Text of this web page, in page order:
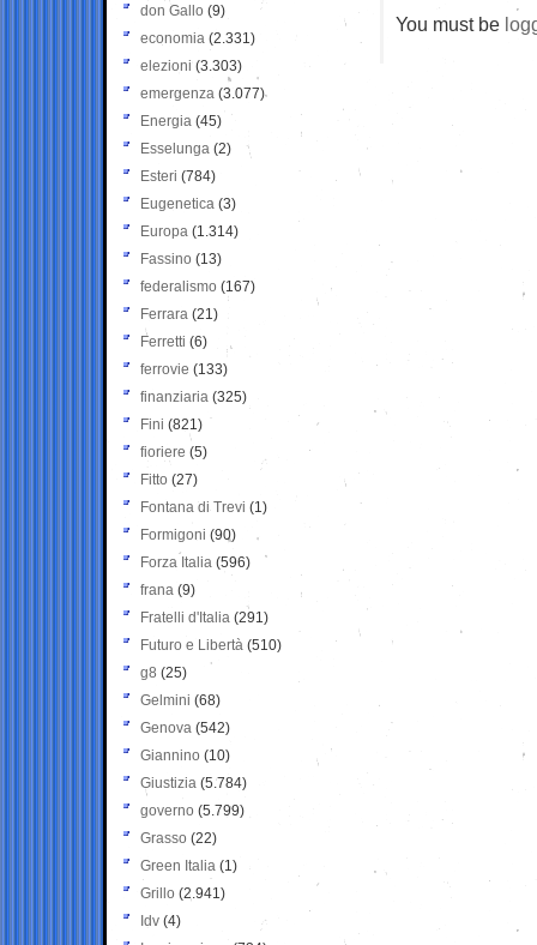
You must be
don Gallo (9)
economia (2.331)
elezioni (3.303)
emergenza (3.077)
Energia (45)
Esselunga (2)
Esteri (784)
Eugenetica (3)
Europa (1.314)
Fassino (13)
federalismo (167)
Ferrara (21)
Ferretti (6)
ferrovie (133)
finanziaria (325)
Fini (821)
fioriere (5)
Fitto (27)
Fontana di Trevi (1)
Formigoni (90)
Forza Italia (596)
frana (9)
Fratelli d'Italia (291)
Futuro e Libertà (510)
g8 (25)
Gelmini (68)
Genova (542)
Giannino (10)
Giustizia (5.784)
governo (5.799)
Grasso (22)
Green Italia (1)
Grillo (2.941)
Idv (4)